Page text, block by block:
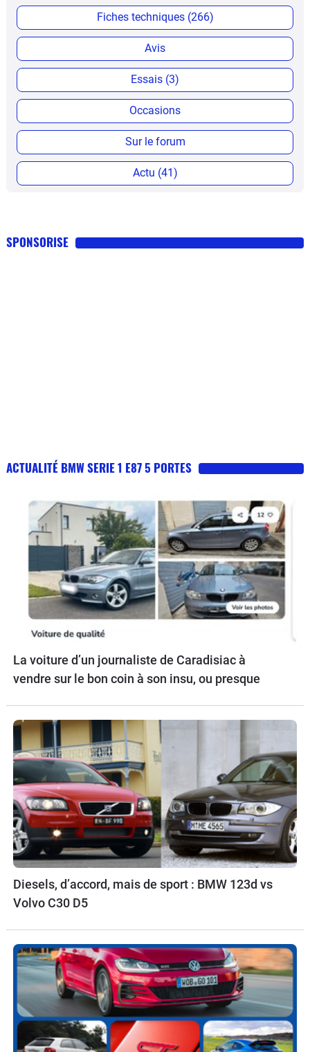
Fiches techniques (266)
Avis
Essais (3)
Occasions
Sur le forum
Actu (41)
SPONSORISE
ACTUALITÉ BMW SERIE 1 E87 5 PORTES
La voiture d’un journaliste de Caradisiac à
vendre sur le bon coin à son insu, ou presque
Diesels, d’accord, mais de sport : BMW 123d vs
Volvo C30 D5